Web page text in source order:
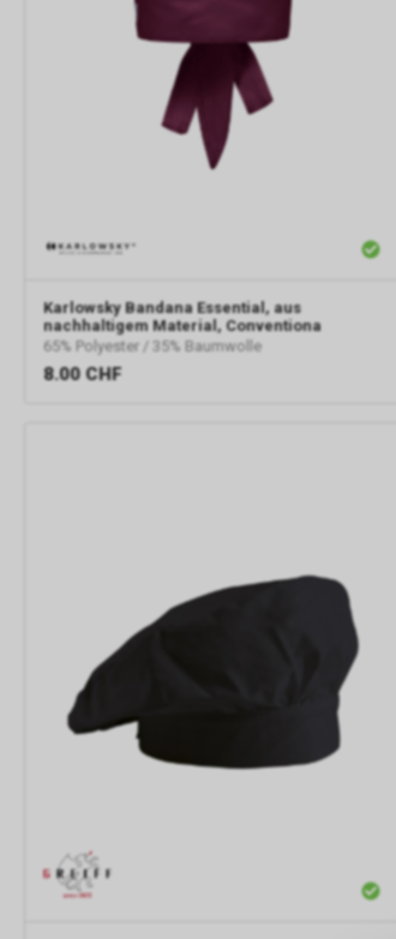
Karlowsky Bandana Essential, aus
nachhaltigem Material, Conventiona
65% Polyester / 35% Baumwolle
8.00 CHF